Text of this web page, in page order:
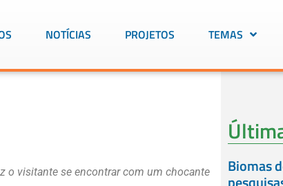
NOTÍCIAS PROJETOS TEMAS
o visitante se encontrar com um chocante
Biomas